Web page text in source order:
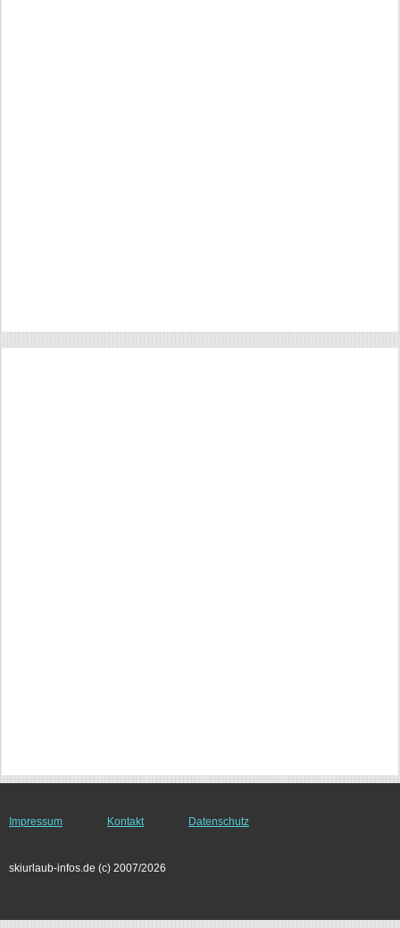
Impressum Kontakt Datenschutz
skiurlaub-infos.de (c) 2007/2026